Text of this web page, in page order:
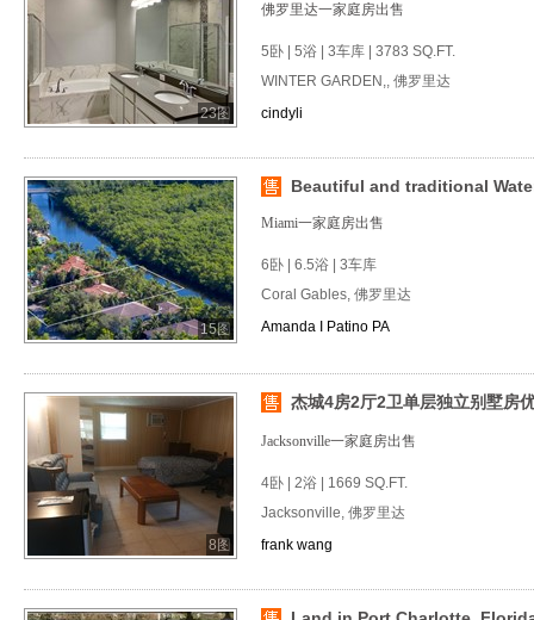
23图
佛罗里达一家庭房出售
5卧 | 5浴 | 3车库 | 3783 SQ.FT.
WINTER GARDEN,, 佛罗里达
cindyli
15图
Beautiful and traditional
Miami一家庭房出售
6卧 | 6.5浴 | 3车库
Coral Gables, 佛罗里达
Amanda I Patino PA
8图
杰城4房2厅2卫单层独立别墅房
Jacksonville一家庭房出售
4卧 | 2浴 | 1669 SQ.FT.
Jacksonville, 佛罗里达
frank wang